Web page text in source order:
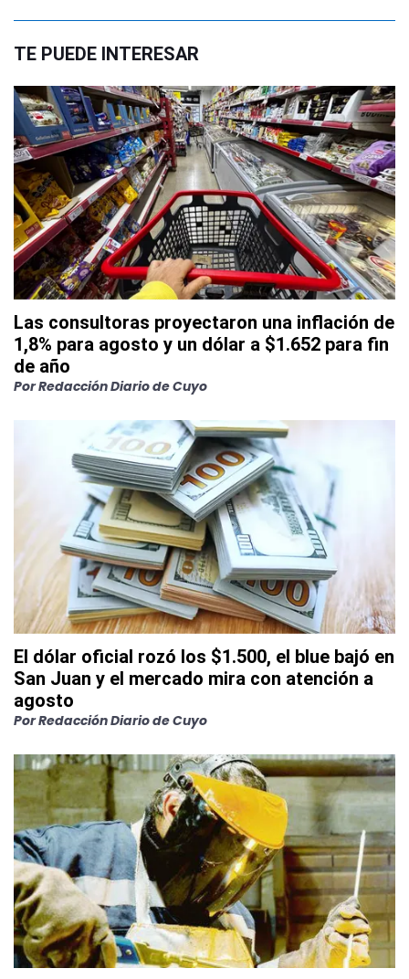
TE PUEDE INTERESAR
Las consultoras proyectaron una inflación de
1,8% para agosto y un dólar a $1.652 para fin
de año
PorRedacción Diario de Cuyo
El dólar oficial rozó los $1.500, el blue bajó en
San Juan y el mercado mira con atención a
agosto
PorRedacción Diario de Cuyo